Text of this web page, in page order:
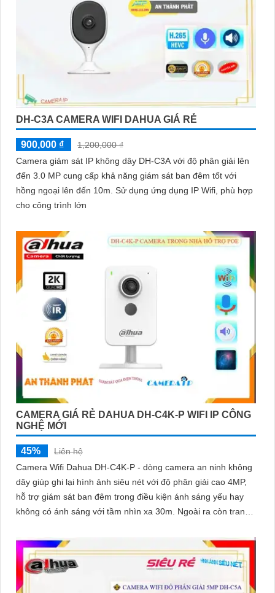
DH-C3A CAMERA WIFI DAHUA GIÁ RẺ
900,000 ₫
1,200,000 ₫
Camera giám sát IP không dây DH-C3A với độ phân giải lên
đến 3.0 MP cung cấp khả năng giám sát ban đêm tốt với
hồng ngoại lên đến 10m. Sử dụng ứng dụng IP Wifi, phù hợp
cho công trình lớn
CAMERA GIÁ RẺ DAHUA DH-C4K-P WIFI IP CÔNG
NGHỆ MỚI
45%
Liên hệ
Camera Wifi Dahua DH-C4K-P - dòng camera an ninh không
dây giúp ghi lại hình ảnh siêu nét với độ phân giải cao 4MP,
hỗ trợ giám sát ban đêm trong điều kiện ánh sáng yếu hay
không có ánh sáng với tầm nhìn xa 30m. Ngoài ra còn trang
xácCamera quan sát đặc biệt với lưu trữ dữ liệu tại chỗ qua
khe cắm thẻ nhớ Micro SD, IP không dây, tích hợp chức năng
chống cảnh báo chuyển động giả bằng motion detection và
nhận dạng người